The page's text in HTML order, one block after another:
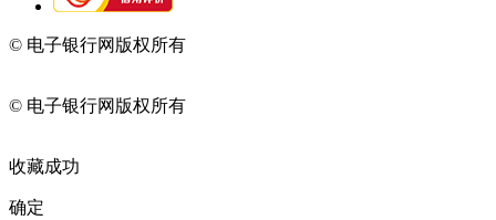
© 电子银行网版权所有
© 电子银行网版权所有
收藏成功
确定